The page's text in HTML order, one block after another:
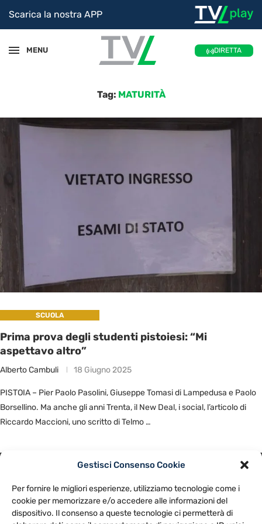
Gestisci Consenso Cookie
Per fornire le migliori esperienze, utilizziamo tecnologie come i
cookie per memorizzare e/o accedere alle informazioni del
dispositivo. Il consenso a queste tecnologie ci permetterà di
Scarica la nostra APP
MENU DIRETTA
Tag: MATURITÀ
SCUOLA
Prima prova degli studenti pistoiesi: “Mi
aspettavo altro”
Alberto Cambuli 18 Giugno 2025
PISTOIA – Pier Paolo Pasolini, Giuseppe Tomasi di Lampedusa e Paolo
Borsellino. Ma anche gli anni Trenta, il New Deal, i social, l’articolo di
Riccardo Maccioni, uno scritto di Telmo …
NOTE LEGALI
CONTATTACI PREFERENZE